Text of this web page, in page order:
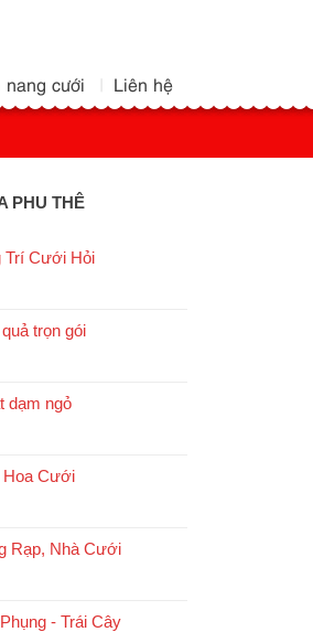
nang cưới Liên hệ
PHU THÊ
Trí Cưới Hỏi
trọn gói
dạm ngỏ
Hoa Cưới
Rạp, Nhà Cưới
- Trái Cây